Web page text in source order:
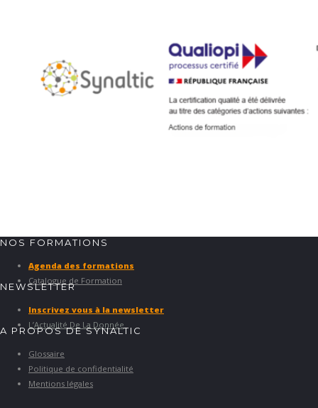
NOS FORMATIONS
Agenda des formations
Catalogue de Formation
NEWSLETTER
Inscrivez vous à la newsletter
L’Actualité De La Donnée
A PROPOS DE SYNALTIC
Glossaire
Politique de confidentialité
Mentions légales